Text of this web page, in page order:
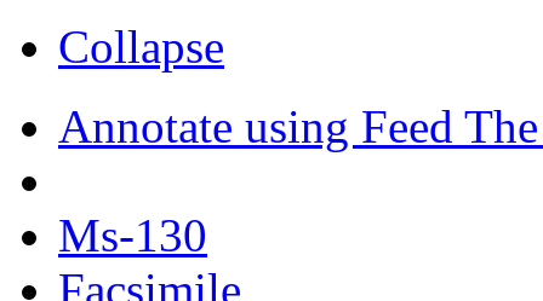
Collapse
Annotate using Feed
Ms-130
Facsimile